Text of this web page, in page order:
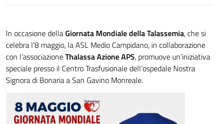
In occasione dellaGiornata Mondiale della Talassemia, che si
celebra l’8 maggio, la ASL Medio Campidano, in collaborazione
con l’associazioneThalassa Azione APS, promuove un’iniziativa
speciale presso il Centro Trasfusionale dell’ospedale Nostra
Signora di Bonaria a San Gavino Monreale.